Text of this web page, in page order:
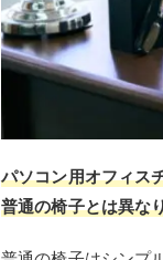
パソコン用オフィス
普通の椅子とは異な